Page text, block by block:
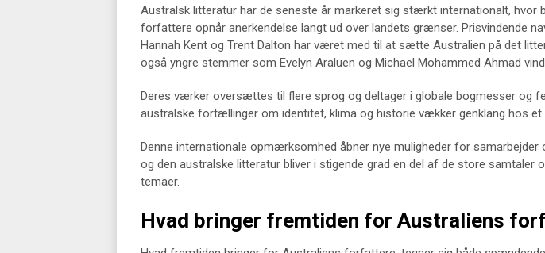
Australsk litteratur har de seneste år markeret sig stærkt internationalt, hvor
forfattere opnår anerkendelse langt ud over landets grænser. Prisvindende
Hannah Kent og Trent Dalton har været med til at sætte Australien på det
også yngre stemmer som Evelyn Araluen og Michael Mohammed Ahmad
Deres værker oversættes til flere sprog og deltager i globale bogmesser og
australske fortællinger om identitet, klima og historie vækker genklang hos et
Denne internationale opmærksomhed åbner nye muligheder for samarbejder
og den australske litteratur bliver i stigende grad en del af de store samtaler
temaer.
Hvad bringer fremtiden for Australiens